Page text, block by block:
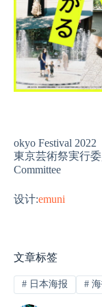
okyo Festival 2022
東京芸術祭実行委
Committee
设计:emuni
文章标签
#日本海报 #海